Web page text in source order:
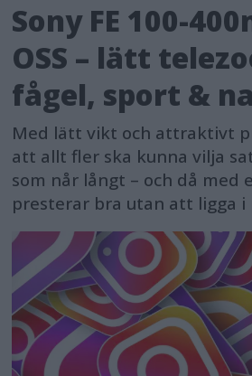
Sony FE 100-
OSS – lätt
fågel, sport &
Med lätt vikt och attraktivt
att allt fler ska kunna vilja
som når långt – och då med
presterar bra utan att ligga i